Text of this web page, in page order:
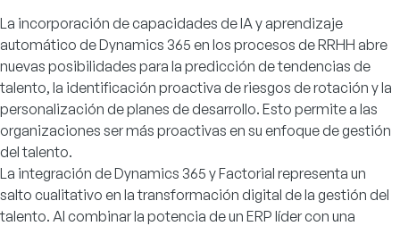
La incorporación de capacidades de IA y aprendizaje
automático de Dynamics 365 en los procesos de RRHH abre
nuevas posibilidades para la predicción de tendencias de
talento, la identificación proactiva de riesgos de rotación y la
personalización de planes de desarrollo. Esto permite a las
organizaciones ser más proactivas en su enfoque de gestión
del talento.
La integración de Dynamics 365 y Factorial representa un
salto cualitativo en la transformación digital de la gestión del
talento. Al combinar la potencia de un ERP líder con una